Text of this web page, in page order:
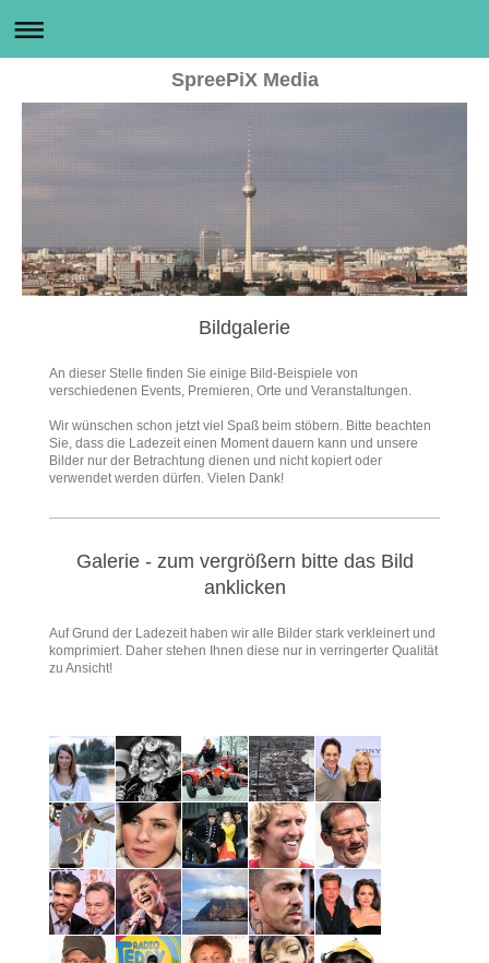
SpreePiX Media
Bildgalerie
An dieser Stelle finden Sie einige Bild-Beispiele von
verschiedenen Events, Premieren, Orte und Veranstaltungen.
Wir wünschen schon jetzt viel Spaß beim stöbern. Bitte beachten
Sie, dass die Ladezeit einen Moment dauern kann und unsere
Bilder nur der Betrachtung dienen und nicht kopiert oder
verwendet werden dürfen. Vielen Dank!
Galerie - zum vergrößern bitte das Bild
anklicken
Auf Grund der Ladezeit haben wir alle Bilder stark verkleinert und
komprimiert. Daher stehen Ihnen diese nur in verringerter Qualität
zu Ansicht!